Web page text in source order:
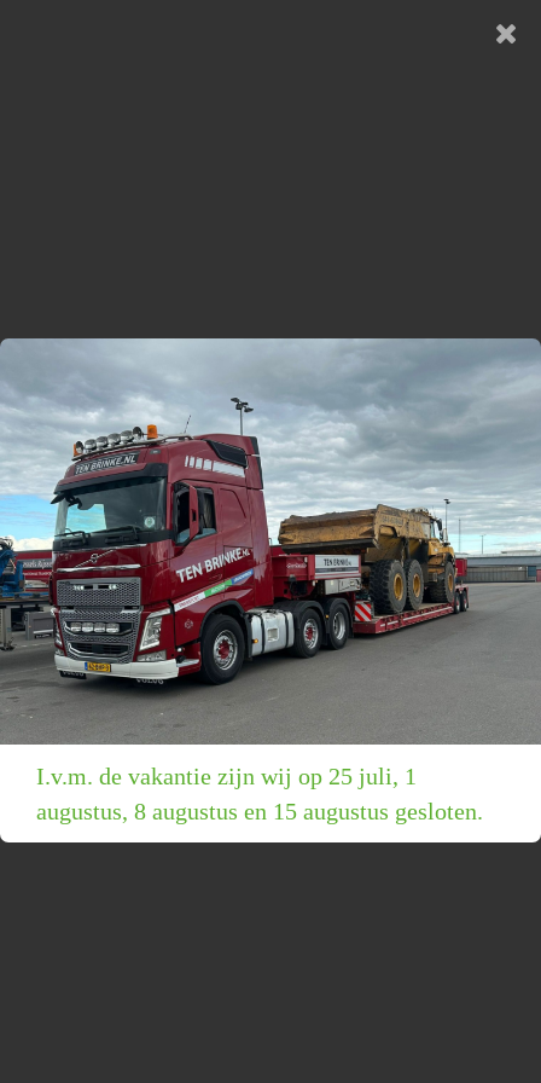
I.v.m. de vakantie zijn wij op 25 juli, 1
augustus, 8 augustus en 15 augustus gesloten.